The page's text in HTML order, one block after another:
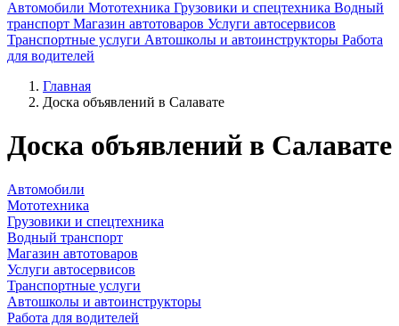
Автомобили Мототехника Грузовики и спецтехника Водный
транспорт Магазин автотоваров Услуги автосервисов
Транспортные услуги Автошколы и автоинструкторы Работа
для водителей
Главная
Доска объявлений в Салавате
Доска объявлений в Салавате
Автомобили
Мототехника
Грузовики и спецтехника
Водный транспорт
Магазин автотоваров
Услуги автосервисов
Транспортные услуги
Автошколы и автоинструкторы
Работа для водителей